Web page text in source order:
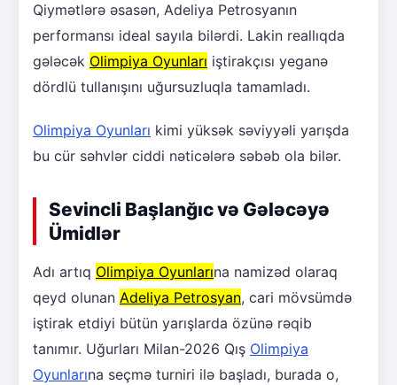
Qiymətlərə əsasən, Adeliya Petrosyanın
performansı ideal sayıla bilərdi. Lakin reallıqda
gələcək Olimpiya Oyunları iştirakçısı yeganə
dördlü tullanışını uğursuzluqla tamamladı.
Olimpiya Oyunları kimi yüksək səviyyəli yarışda
bu cür səhvlər ciddi nəticələrə səbəb ola bilər.
Sevincli Başlanğıc və Gələcəyə
Ümidlər
Adı artıq Olimpiya Oyunlarına namizəd olaraq
qeyd olunan Adeliya Petrosyan, cari mövsümdə
iştirak etdiyi bütün yarışlarda özünə rəqib
tanımır. Uğurları Milan-2026 Qış Olimpiya
Oyunlarına seçmə turniri ilə başladı, burada o,